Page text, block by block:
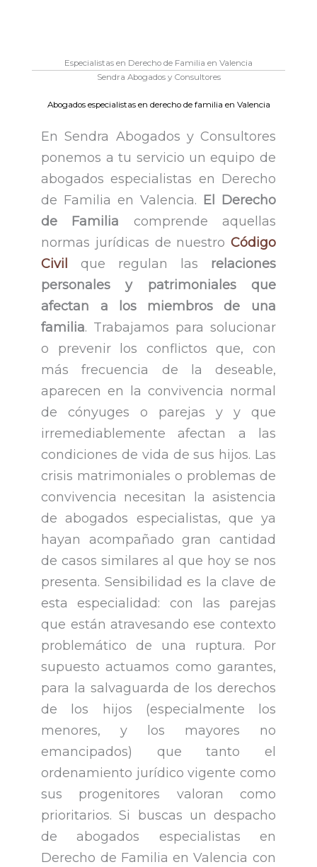
Especialistas en Derecho de Familia en Valencia
Sendra Abogados y Consultores
Abogados especialistas en derecho de familia en Valencia
En Sendra Abogados y Consultores
ponemos a tu servicio un equipo de
abogados especialistas en Derecho
de Familia en Valencia. El Derecho
de Familia comprende aquellas
normas jurídicas de nuestro Código
Civil que regulan las relaciones
personales y patrimoniales que
afectan a los miembros de una
familia. Trabajamos para solucionar
o prevenir los conflictos que, con
más frecuencia de la deseable,
aparecen en la convivencia normal
de cónyuges o parejas y y que
irremediablemente afectan a las
condiciones de vida de sus hijos. Las
crisis matrimoniales o problemas de
convivencia necesitan la asistencia
de abogados especialistas, que ya
hayan acompañado gran cantidad
de casos similares al que hoy se nos
presenta. Sensibilidad es la clave de
esta especialidad: con las parejas
que están atravesando ese contexto
problemático de una ruptura. Por
supuesto actuamos como garantes,
para la salvaguarda de los derechos
de los hijos (especialmente los
menores, y los mayores no
emancipados) que tanto el
ordenamiento jurídico vigente como
sus progenitores valoran como
prioritarios. Si buscas un despacho
de abogados especialistas en
Derecho de Familia en Valencia con